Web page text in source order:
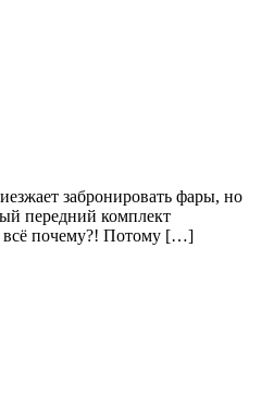
забронировать фары, но
передний комплект
всё почему?! Потому […]